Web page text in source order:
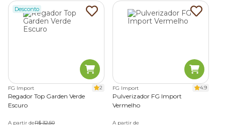
Desconto
FG Import 2
Regador Top Garden Verde
Escuro
A partir deR$ 32,50
FG Import 4.9
Pulverizador FG Import
Vermelho
A partir de